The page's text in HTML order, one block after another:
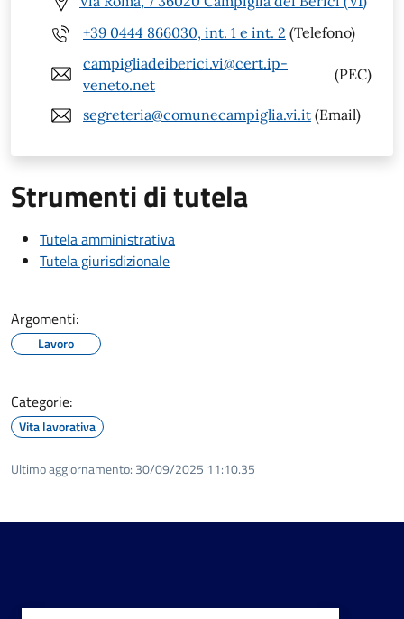
+39 0444 866030, int. 1 e int. 2 (Telefono)
campigliadeiberici.vi@cert.ip-
veneto.net
(PEC)
segreteria@comunecampiglia.vi.it (Email)
Strumenti di tutela
Tutela amministrativa
Tutela giurisdizionale
Argomenti:
Lavoro
Categorie:
Vita lavorativa
Ultimo aggiornamento: 30/09/2025 11:10.35